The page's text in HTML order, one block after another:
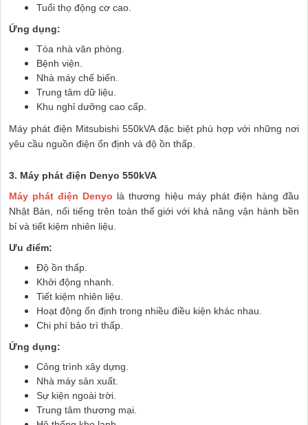
Tuổi thọ động cơ cao.
Ứng dụng:
Tòa nhà văn phòng.
Bệnh viện.
Nhà máy chế biến.
Trung tâm dữ liệu.
Khu nghỉ dưỡng cao cấp.
Máy phát điện Mitsubishi 550kVA đặc biệt phù hợp với những nơi
yêu cầu nguồn điện ổn định và độ ồn thấp.
3. Máy phát điện Denyo 550kVA
Máy phát điện Denyo là thương hiệu máy phát điện hàng đầu
Nhật Bản, nổi tiếng trên toàn thế giới với khả năng vận hành bền
bỉ và tiết kiệm nhiên liệu.
Ưu điểm:
Độ ồn thấp.
Khởi động nhanh.
Tiết kiệm nhiên liệu.
Hoạt động ổn định trong nhiều điều kiện khác nhau.
Chi phí bảo trì thấp.
Ứng dụng:
Công trình xây dựng.
Nhà máy sản xuất.
Sự kiện ngoài trời.
Trung tâm thương mại.